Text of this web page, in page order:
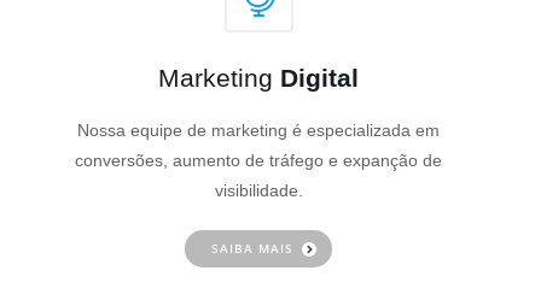
Marketing Digital
Nossa equipe de marketing é especializada em
conversões, aumento de tráfego e expanção de
visibilidade.
SAIBA MAIS